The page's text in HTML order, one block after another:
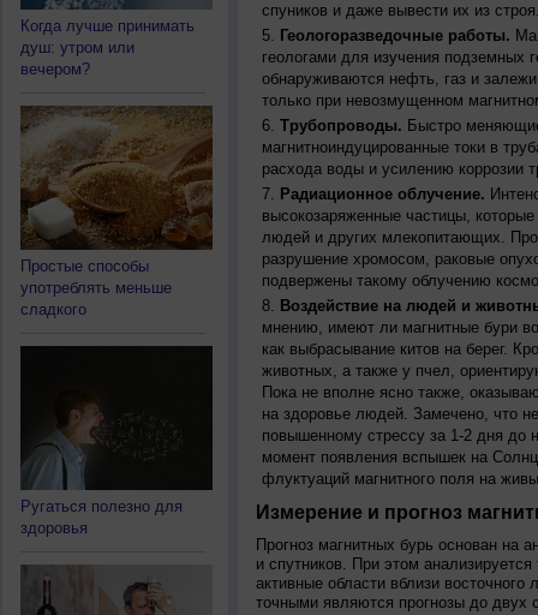
Когда лучше принимать
душ: утром или
вечером?
Простые способы
употреблять меньше
сладкого
Ругаться полезно для
здоровья
спуников и даже вывести их из
Геологоразведочные работы.
геологами для изучения подземных
обнаруживаются нефть, газ и
только при невозмущенном
Трубопроводы. Быстро
магнитноиндуцированные токи в
расхода воды и усилению коррозии
Радиационное облучение.
высокозаряженные частицы,
людей и других млекопитающих.
разрушение хромосом, раковые
подвержены такому облучению
Воздействие на людей и
мнению, имеют ли магнитные бури
как выбрасывание китов на берег.
животных, а также у пчел,
Пока не вполне ясно также,
на здоровье людей. Замечено, что
повышенному стрессу за 1-2 дня до
момент появления вспышек на
флуктуаций магнитного поля на
Измерение и прогноз
Прогноз магнитных бурь основан на
и спутников. При этом
активные области вблизи
точными являются прогнозы до двух